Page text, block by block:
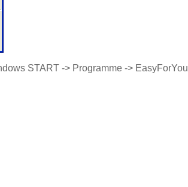
START -> Programme -> EasyForYou